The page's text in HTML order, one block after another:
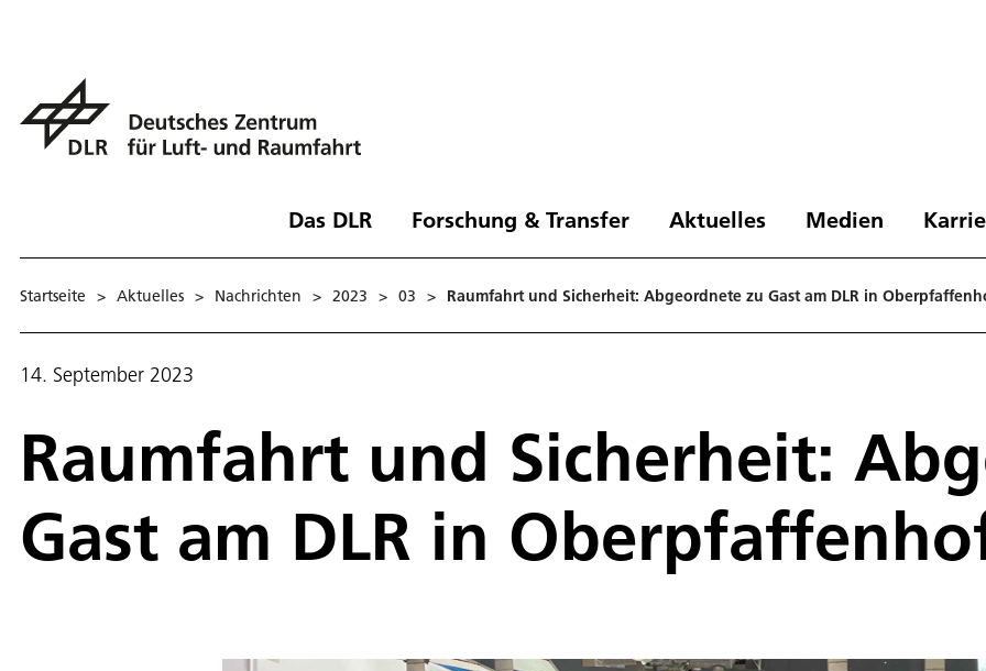
Das DLR Forschung & Transfer Aktuelles Medien
Startseite > Aktuelles > Nachrichten > 2023 > 03 > Raumfahrt und Sicherheit: Abgeordnete zu Gast am DLR in
14. September 2023
Raumfahrt und Sicherheit:
Gast am DLR in